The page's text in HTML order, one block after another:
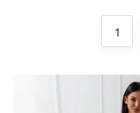
Robe léopard​
Robe années 20​
1